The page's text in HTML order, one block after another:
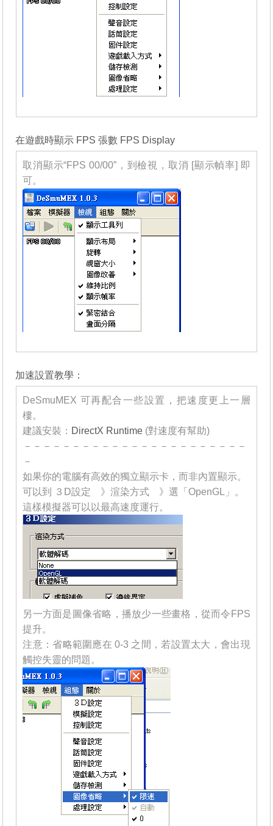
在遊戲時顯示 FPS 張數 FPS Display
取消顯示“FPS 00/00”，到檢視，取消 [顯示幀率] 即
可。
加速設置教學：
DeSmuMEX 可再配合一些設置，把速度更上一層
樓。
建議安裝： DirectX Runtime (對速度有幫助)
－－－－－－－－－－－－－－－－－－－－－－－
－
如果你的電腦有高效的獨立顯示卡，而非內置顯示。
可以到 ３D設定 》渲染方式 》選「OpenGL」。
這樣模擬器可以以最高速度運行。
另一方面是圖像省略，播放少一些畫格，從而令FPS
提升。
注意：省略範圍應在 0-3 之間，若設置太大，會出現
觸控失靈的問題。